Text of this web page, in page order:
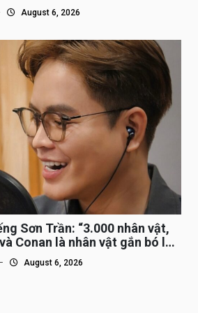
August 6, 2026
Sơn Trần: “3.000 nhân vật,
Conan là nhân vật gắn bó lâu
August 6, 2026